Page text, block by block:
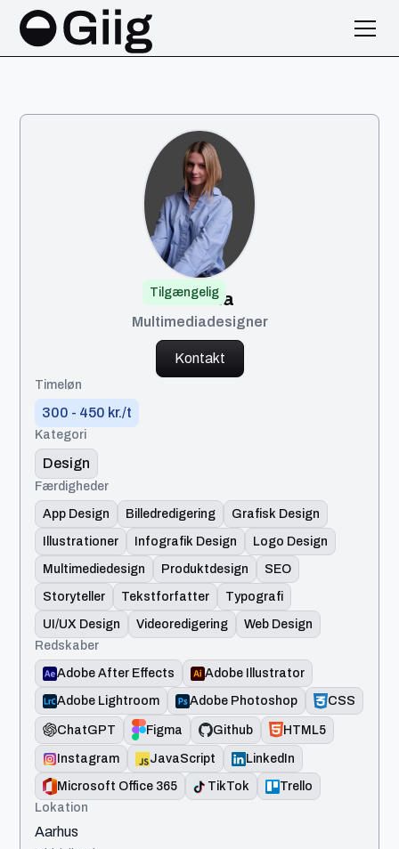
Tilgængelig
Viktoria
Multimediadesigner
Kontakt
Timeløn
300 - 450 kr./t
Kategori
Design
Færdigheder
App Design
Billedredigering
Grafisk Design
Illustrationer
Infografik Design
Logo Design
Multimediedesign
Produktdesign
SEO
Storyteller
Tekstforfatter
Typografi
UI/UX Design
Videoredigering
Web Design
Redskaber
Adobe After Effects
Adobe Illustrator
Adobe Lightroom
Adobe Photoshop
CSS
ChatGPT
Figma Github
HTML5
Instagram
JavaScript
LinkedIn
Microsoft Office 365
TikTok
Trello
Lokation
Aarhus